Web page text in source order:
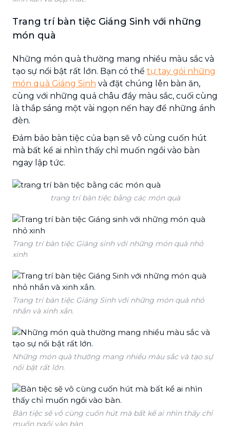
Trang trí bàn tiệc Giáng Sinh với những
món quà
Những món quà thường mang nhiều màu sắc và
tạo sự nổi bật rất lớn. Bạn có thể tự tay gói những
món quà Giáng Sinh và đặt chúng lên bàn ăn,
cùng với những quả châu đầy màu sắc, cuối cùng
là thắp sáng một vài ngọn nến hay để những ánh
đèn.
Đảm bảo bàn tiệc của bạn sẽ vô cùng cuốn hút
mà bất kể ai nhìn thấy chỉ muốn ngồi vào bàn
ngay lập tức.
trang trí bàn tiệc bằng các món quà
Trang trí bàn tiệc Giáng sinh với những món quà nhỏ
xinh
Trang trí bàn tiệc Giáng Sinh với những món quà nhỏ
nhắn và xinh xắn.
Những món quà thường mang nhiều màu sắc và tạo sự
nổi bật rất lớn.
Bàn tiệc sẽ vô cùng cuốn hút mà bất kể ai nhìn thấy chỉ
muốn ngồi vào bàn.